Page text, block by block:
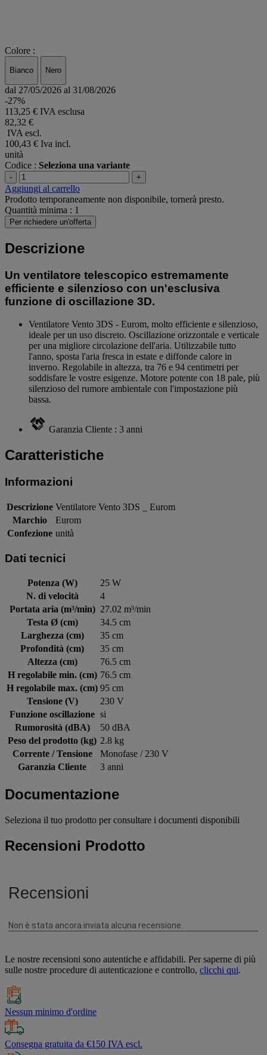
Colore :
Bianco Nero
dal 27/05/2026 al 31/08/2026
-27%
113,25 € IVA esclusa
82,32 €
IVA escl.
100,43 € Iva incl.
unità
Codice : Seleziona una variante
- +
Aggiungi al carrello
Prodotto temporaneamente non disponibile, tornerà presto.
Quantità minima : 1
Per richiedere un'offerta
Descrizione
Un ventilatore telescopico estremamente
efficiente e silenzioso con un'esclusiva
funzione di oscillazione 3D.
Ventilatore Vento 3DS - Eurom, molto efficiente e silenzioso,
ideale per un uso discreto. Oscillazione orizzontale e verticale
per una migliore circolazione dell'aria. Utilizzabile tutto
l'anno, sposta l'aria fresca in estate e diffonde calore in
inverno. Regolabile in altezza, tra 76 e 94 centimetri per
soddisfare le vostre esigenze. Motore potente con 18 pale, più
silenzioso del rumore ambientale con l'impostazione più
bassa.
Garanzia Cliente : 3 anni
Caratteristiche
Informazioni
Descrizione Ventilatore Vento 3DS _ Eurom
Marchio
Eurom
Confezione unità
Dati tecnici
Potenza (W)
25 W
N. di velocità
4
Portata aria (m³/min) 27.02 m³/min
Testa Ø (cm)
34.5 cm
Larghezza (cm)
35 cm
Profondità (cm)
35 cm
Altezza (cm)
76.5 cm
H regolabile min. (cm) 76.5 cm
H regolabile max. (cm) 95 cm
Tensione (V)
230 V
Funzione oscillazione si
Rumorosità (dBA)
50 dBA
Peso del prodotto (kg) 2.8 kg
Corrente / Tensione
Monofase / 230 V
Garanzia Cliente
3 anni
Documentazione
Seleziona il tuo prodotto per consultare i documenti disponibili
Recensioni Prodotto
Le nostre recensioni sono autentiche e affidabili. Per saperne di più
sulle nostre procedure di autenticazione e controllo, clicchi qui.
Nessun minimo d'ordine
Consegna gratuita da €150 IVA escl.